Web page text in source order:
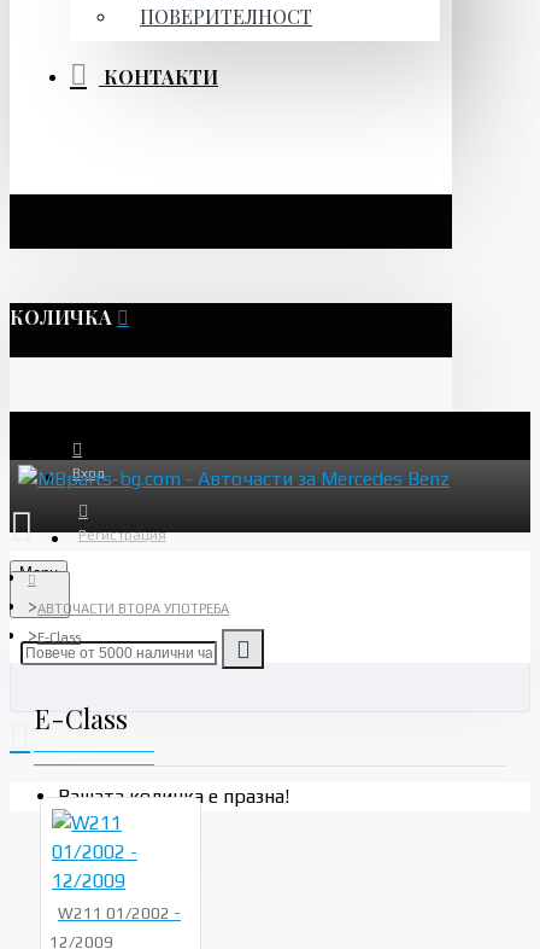
ПОВЕРИТЕЛНОСТ
КОНТАКТИ
КОЛИЧКА
Вход
Регистрация
Menu
Вашата количка е празна!
АВТОЧАСТИ ВТОРА УПОТРЕБА
E-Class
E-Class
W211 01/2002 -
12/2009